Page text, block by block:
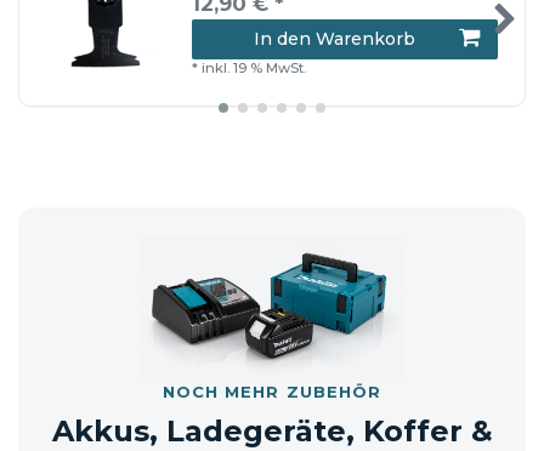
In den Warenkorb
* inkl. 19 % MwSt.
NOCH MEHR ZUBEHÖR
Akkus, Ladegeräte, Koffer &